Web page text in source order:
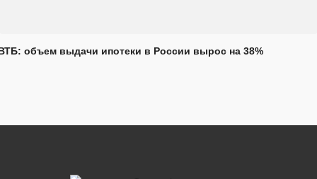
объем выдачи ипотеки в России вырос на 38%